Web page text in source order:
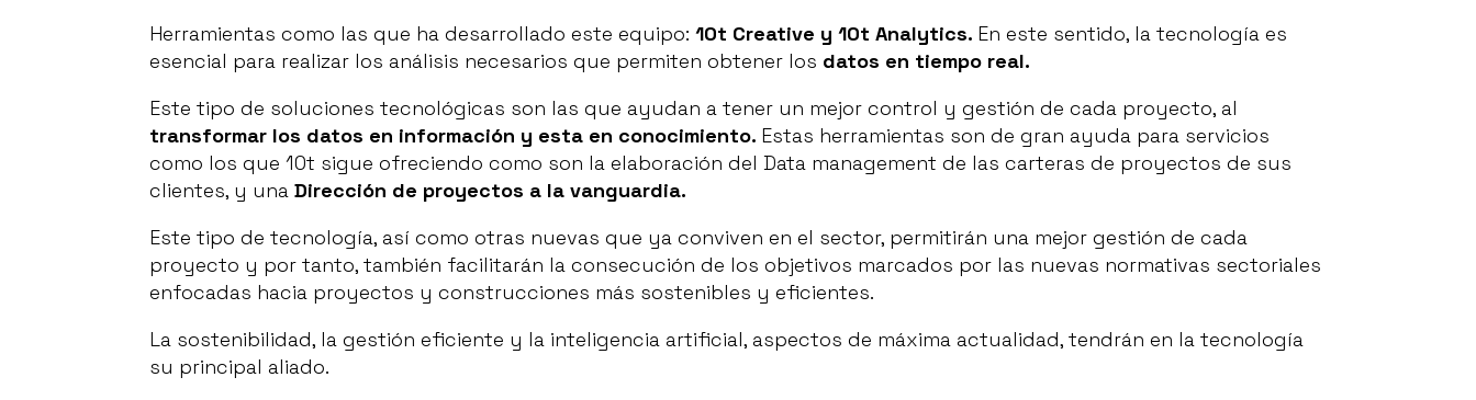
Herramientas como las que ha desarrollado este equipo: 10t Creative y 10t Analytics. En este sentido, la tecnología es
esencial para realizar los análisis necesarios que permiten obtener los datos en tiempo real.
Este tipo de soluciones tecnológicas son las que ayudan a tener un mejor control y gestión de cada proyecto, al
transformar los datos en información y esta en conocimiento. Estas herramientas son de gran ayuda para servicios
como los que 10t sigue ofreciendo como son la elaboración del Data management de las carteras de proyectos de sus
clientes, y una Dirección de proyectos a la vanguardia.
Este tipo de tecnología, así como otras nuevas que ya conviven en el sector, permitirán una mejor gestión de cada
proyecto y por tanto, también facilitarán la consecución de los objetivos marcados por las nuevas normativas sectoriales
enfocadas hacia proyectos y construcciones más sostenibles y eficientes.
La sostenibilidad, la gestión eficiente y la inteligencia artificial, aspectos de máxima actualidad, tendrán en la tecnología
su principal aliado.